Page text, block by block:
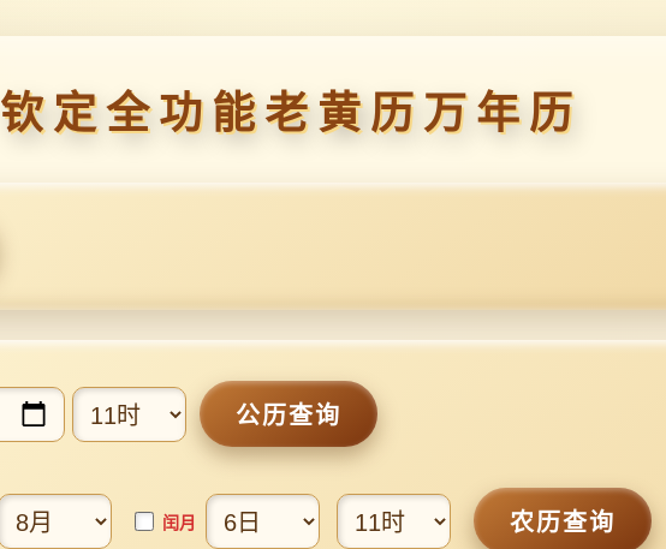
钦定全功能老黄历万年历
公历查询
闰月 农历查询